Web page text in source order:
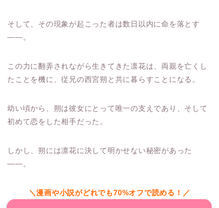
そして、その現象が起こった者は数日以内に命を落とす
——。
この力に翻弄されながら生きてきた凛花は、両親を亡くし
たことを機に、従兄の西宮朔と共に暮らすことになる。
幼い頃から、朔は彼女にとって唯一の支えであり、そして
初めて恋をした相手だった。
しかし、朔には凛花に決して明かせない秘密があった
——。
＼漫画や小説がどれでも70%オフで読める！／